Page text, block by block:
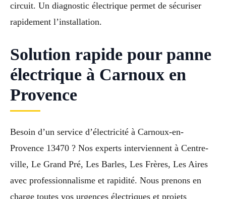
circuit. Un diagnostic électrique permet de sécuriser
rapidement l’installation.
Solution rapide pour panne
électrique à Carnoux en
Provence
Besoin d’un service d’électricité à Carnoux-en-
Provence 13470 ? Nos experts interviennent à Centre-
ville, Le Grand Pré, Les Barles, Les Frères, Les Aires
avec professionnalisme et rapidité. Nous prenons en
charge toutes vos urgences électriques et projets